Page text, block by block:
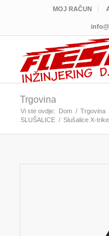
MOJ RAČUN
Trgovina
Vi ste ovdje: Dom / Trgovina
SLUŠALICE / Slušalice X-